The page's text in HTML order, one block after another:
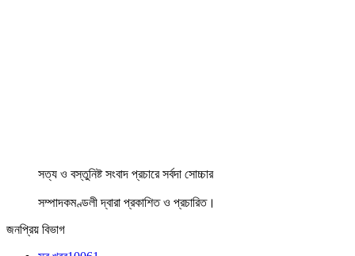
সত্য ও বস্তুনিষ্ট সংবাদ প্রচারে সর্বদা সোচ্চার
সম্পাদকমণ্ডলী দ্বারা প্রকাশিত ও প্রচারিত।
জনপ্রিয় বিভাগ